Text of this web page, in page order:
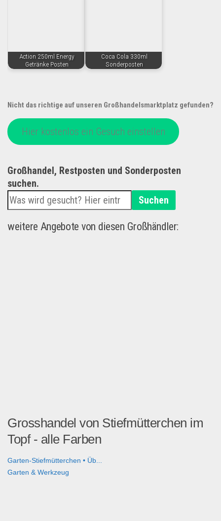
Action 250ml Energy
Getränke Posten
Coca Cola 330ml
Sonderposten
Nicht das richtige auf unseren Großhandelsmarktplatz gefunden?
Hier kostenlos ein Gesuch einstellen
Großhandel, Restposten und Sonderposten
suchen.
Suchen
weitere Angebote von diesen Großhändler:
Grosshandel von Stiefmütterchen im
Topf - alle Farben
Garten-Stiefmütterchen • Üb...
Garten & Werkzeug